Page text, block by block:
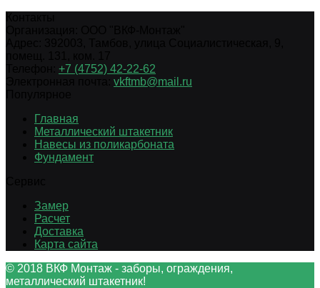
+7 (4752) 42-22-62
vkftmb@mail.ru
Главная
Металлический штакетник
Навесы из поликарбоната
Фундамент
Замер
Расчет
Доставка
Карта сайта
© 2018 ВКФ Монтаж - заборы, ограждения,
металлический штакетник!